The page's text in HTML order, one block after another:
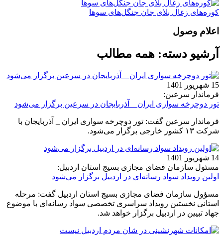
کوره‌های زغال بلای جان جنگل‌های سوها
اعلام وصول
آرشیو دسته: همه مطالب
15 شهریور 1401
فرماندار سرعین:
تور دوچرخه سواری ایران _ آذربایجان در سرعین برگزار می‌شود
فرماندار سرعین گفت: تور دوچرخه سواری ایران _ آذربایجان با
شرکت ۱۳ کشور خارجی برگزار می‌شود.
14 شهریور 1401
مسئول سازمان فضای مجازی بسیج استان اردبیل:
اولین رویداد سواد رسانه‌ای در اردبیل برگزار می‌شود
مسؤول سازمان فضای مجازی بسیج استان اردبیل گفت: مرحله
استانی نخستین رویداد سراسری تخصصی سواد رسانه‌ای با موضوع
جهاد تبیین در اردبیل برگزار خواهد شد.